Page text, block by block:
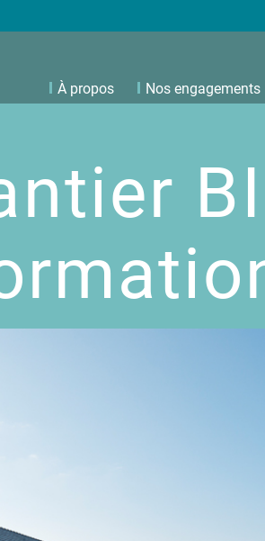
À propos Nos engagements